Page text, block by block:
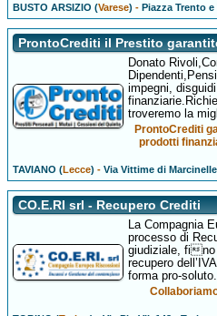
BUSTO ARSIZIO (Varese) -Piazza Trento e
ProntoCrediti il Prestito
Donato
impegni,
troveremo la
ProntoCrediti
prodotti
TAVIANO (Lecce) -Via Vittime di
CO.E.RI srl - Recupero Crediti
La Compagnia
processo di
giudiziale, fino
recupero
forma pro-soluto.